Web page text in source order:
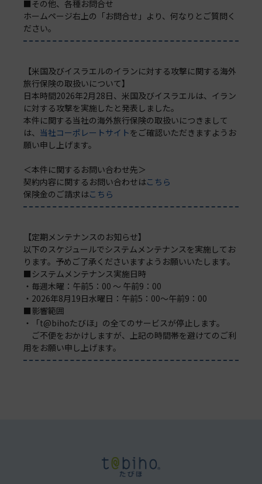
■その他、各種お問合せ
ホームページ右上の「お問合せ」より、何なりとご質問く
ださい。
【米国及びイスラエルのイランに対する攻撃に関する海外
旅行保険の取扱いについて】
日本時間2026年2月28日、米国及びイスラエルは、イラン
に対する攻撃を実施したと発表しました。
本件に関する当社の海外旅行保険の取扱いにつきまして
は、 当社コーポレートサイトをご確認いただきますようお
願い申し上げます。
＜本件に関するお問い合わせ先＞
契約内容に関するお問い合わせはこちら
保険金のご請求はこちら
【定期メンテナンスのお知らせ】
以下のスケジュールでシステムメンテナンスを実施してお
ります。予めご了承くださいますようお願いいたします。
■システムメンテナンス実施日時
・毎週木曜：午前5：00 ～ 午前9：00
・2026年8月19日水曜日：午前5：00～午前9：00
■影響範囲
・「t@bihoたびほ」の全てのサービスが停止します。
ご不便をおかけしますが、上記の時間帯を避けてのご利
用をお願い申し上げます。